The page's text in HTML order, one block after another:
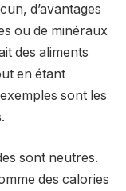
d’avantages
ou de minéraux
des aliments
en étant
sont les
sont neutres.
des calories